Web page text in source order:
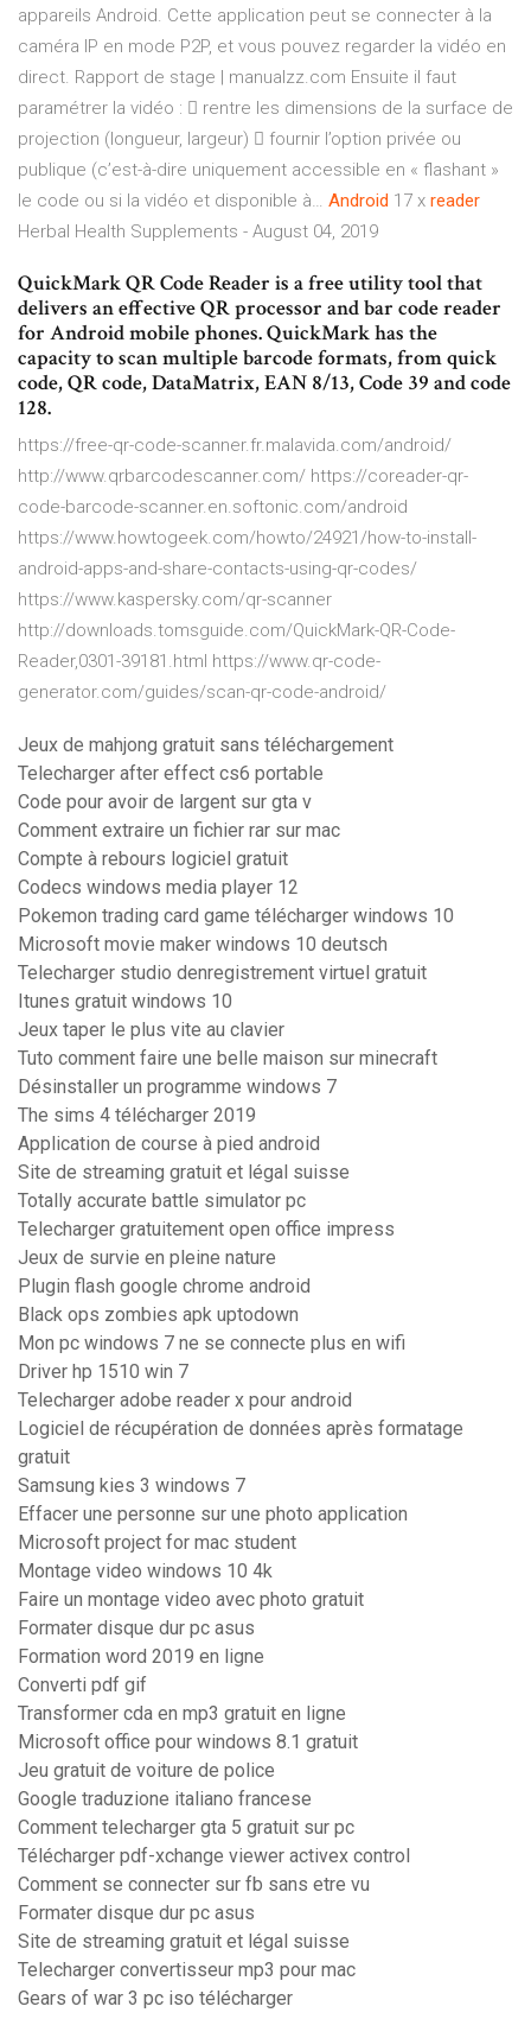
appareils Android. Cette application peut se connecter à la
caméra IP en mode P2P, et vous pouvez regarder la vidéo en
direct. Rapport de stage | manualzz.com Ensuite il faut
paramétrer la vidéo :  rentre les dimensions de la surface de
projection (longueur, largeur)  fournir l’option privée ou
publique (c’est-à-dire uniquement accessible en « flashant »
le code ou si la vidéo et disponible à… Android 17 x reader
Herbal Health Supplements - August 04, 2019
QuickMark QR Code Reader is a free utility tool that
delivers an effective QR processor and bar code reader
for Android mobile phones. QuickMark has the
capacity to scan multiple barcode formats, from quick
code, QR code, DataMatrix, EAN 8/13, Code 39 and code
128.
https://free-qr-code-scanner.fr.malavida.com/android/
http://www.qrbarcodescanner.com/ https://coreader-qr-
code-barcode-scanner.en.softonic.com/android
https://www.howtogeek.com/howto/24921/how-to-install-
android-apps-and-share-contacts-using-qr-codes/
https://www.kaspersky.com/qr-scanner
http://downloads.tomsguide.com/QuickMark-QR-Code-
Reader,0301-39181.html https://www.qr-code-
generator.com/guides/scan-qr-code-android/
Jeux de mahjong gratuit sans téléchargement
Telecharger after effect cs6 portable
Code pour avoir de largent sur gta v
Comment extraire un fichier rar sur mac
Compte à rebours logiciel gratuit
Codecs windows media player 12
Pokemon trading card game télécharger windows 10
Microsoft movie maker windows 10 deutsch
Telecharger studio denregistrement virtuel gratuit
Itunes gratuit windows 10
Jeux taper le plus vite au clavier
Tuto comment faire une belle maison sur minecraft
Désinstaller un programme windows 7
The sims 4 télécharger 2019
Application de course à pied android
Site de streaming gratuit et légal suisse
Totally accurate battle simulator pc
Telecharger gratuitement open office impress
Jeux de survie en pleine nature
Plugin flash google chrome android
Black ops zombies apk uptodown
Mon pc windows 7 ne se connecte plus en wifi
Driver hp 1510 win 7
Telecharger adobe reader x pour android
Logiciel de récupération de données après formatage
gratuit
Samsung kies 3 windows 7
Effacer une personne sur une photo application
Microsoft project for mac student
Montage video windows 10 4k
Faire un montage video avec photo gratuit
Formater disque dur pc asus
Formation word 2019 en ligne
Converti pdf gif
Transformer cda en mp3 gratuit en ligne
Microsoft office pour windows 8.1 gratuit
Jeu gratuit de voiture de police
Google traduzione italiano francese
Comment telecharger gta 5 gratuit sur pc
Télécharger pdf-xchange viewer activex control
Comment se connecter sur fb sans etre vu
Formater disque dur pc asus
Site de streaming gratuit et légal suisse
Telecharger convertisseur mp3 pour mac
Gears of war 3 pc iso télécharger